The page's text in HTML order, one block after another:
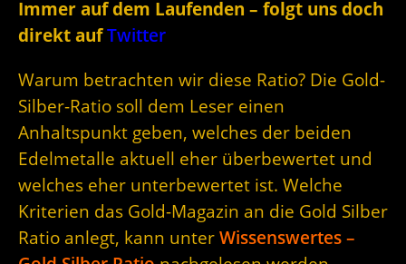
Immer auf dem Laufenden – folgt uns doch
direkt aufTwitter
Warum betrachten wir diese Ratio? Die Gold-
Silber-Ratio soll dem Leser einen
Anhaltspunkt geben, welches der beiden
Edelmetalle aktuell eher überbewertet und
welches eher unterbewertet ist. Welche
Kriterien das Gold-Magazin an die Gold Silber
Ratio anlegt, kann unter Wissenswertes –